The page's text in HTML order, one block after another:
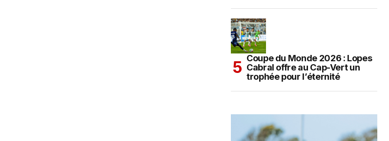
Coupe du Monde 2026 : Lopes
Cabral offre au Cap-Vert un
trophée pour l’éternité